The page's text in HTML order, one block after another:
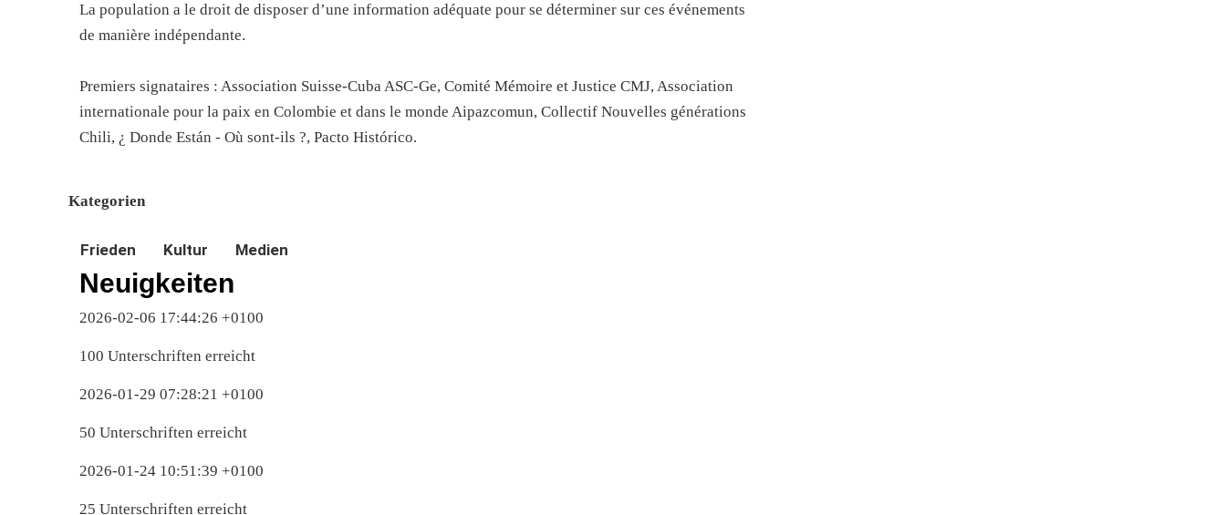
La population a le droit de disposer d’une information adéquate pour se déterminer sur ces événements
de manière indépendante.
Premiers signataires : Association Suisse-Cuba ASC-Ge, Comité Mémoire et Justice CMJ, Association
internationale pour la paix en Colombie et dans le monde Aipazcomun, Collectif Nouvelles générations
Chili, ¿ Donde Están - Où sont-ils ?, Pacto Histórico.
Kategorien
Frieden Kultur Medien
Neuigkeiten
2026-02-06 17:44:26 +0100
100 Unterschriften erreicht
2026-01-29 07:28:21 +0100
50 Unterschriften erreicht
2026-01-24 10:51:39 +0100
25 Unterschriften erreicht